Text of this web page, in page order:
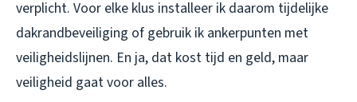
verplicht. Voor elke klus installeer ik daarom tijdelijke
dakrandbeveiliging of gebruik ik ankerpunten met
veiligheidslijnen. En ja, dat kost tijd en geld, maar
veiligheid gaat voor alles.